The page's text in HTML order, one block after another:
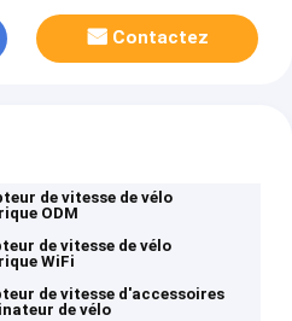
Contactez
de vitesse de vélo
ODM
de vitesse de vélo
WiFi
de vitesse d'accessoires
de vélo